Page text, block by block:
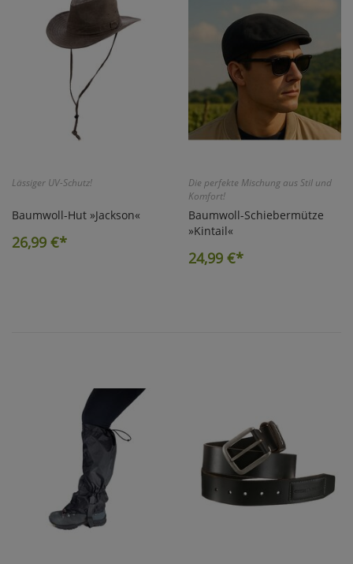
Lässiger UV-Schutz!
Baumwoll-Hut »Jackson«
26,99 €*
Die perfekte Mischung aus Stil und
Komfort!
Baumwoll-Schiebermütze
»Kintail«
24,99 €*
Marketing
Umfragetools
Alle Akzeptieren
zurückzu Haupptseite